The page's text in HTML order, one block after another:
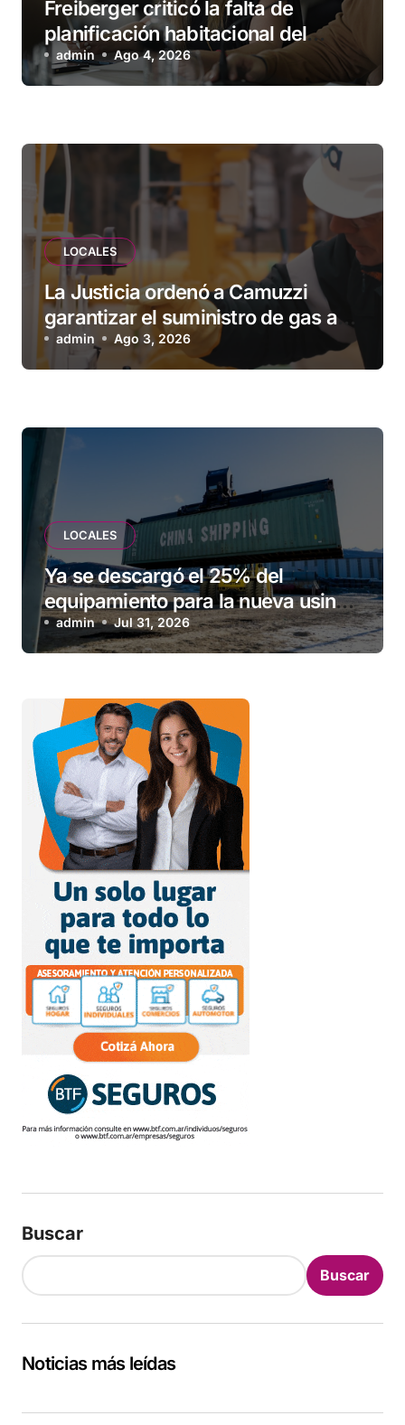
Freiberger criticó la falta de
planificación habitacional del
Municipio: “Vuoto deja afuera a
vecinos que llevan más de 20 años
admin Ago 4, 2026
LOCALES
La Justicia ordenó a Camuzzi
garantizar el suministro de gas a
una familia de Tolhuin
admin Ago 3, 2026
LOCALES
Ya se descargó el 25% del
equipamiento para la nueva usina
de Ushuaia
admin Jul 31, 2026
Buscar
Buscar
Noticias más leídas